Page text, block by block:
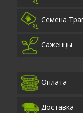
Семена
Саженцы
Оплата
Доставка